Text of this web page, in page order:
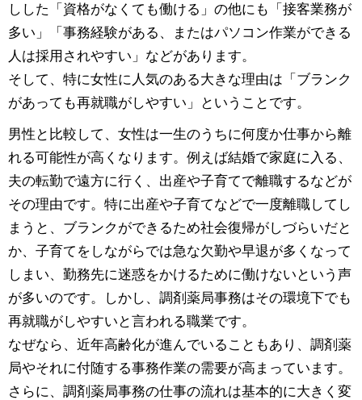
しした「資格がなくても働ける」の他にも「接客業務が
多い」「事務経験がある、またはパソコン作業ができる
人は採用されやすい」などがあります。
そして、特に女性に人気のある大きな理由は「ブランク
があっても再就職がしやすい」ということです。
男性と比較して、女性は一生のうちに何度か仕事から離
れる可能性が高くなります。例えば結婚で家庭に入る、
夫の転勤で遠方に行く、出産や子育てで離職するなどが
その理由です。特に出産や子育てなどで一度離職してし
まうと、ブランクができるため社会復帰がしづらいだと
か、子育てをしながらでは急な欠勤や早退が多くなって
しまい、勤務先に迷惑をかけるために働けないという声
が多いのです。しかし、調剤薬局事務はその環境下でも
再就職がしやすいと言われる職業です。
なぜなら、近年高齢化が進んでいることもあり、調剤薬
局やそれに付随する事務作業の需要が高まっています。
さらに、調剤薬局事務の仕事の流れは基本的に大きく変